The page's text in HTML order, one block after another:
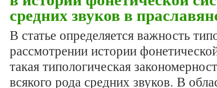
средних звуков в
В статье определяется важность
рассмотрении истории
такая типологическая
всякого рода средних звуков. В